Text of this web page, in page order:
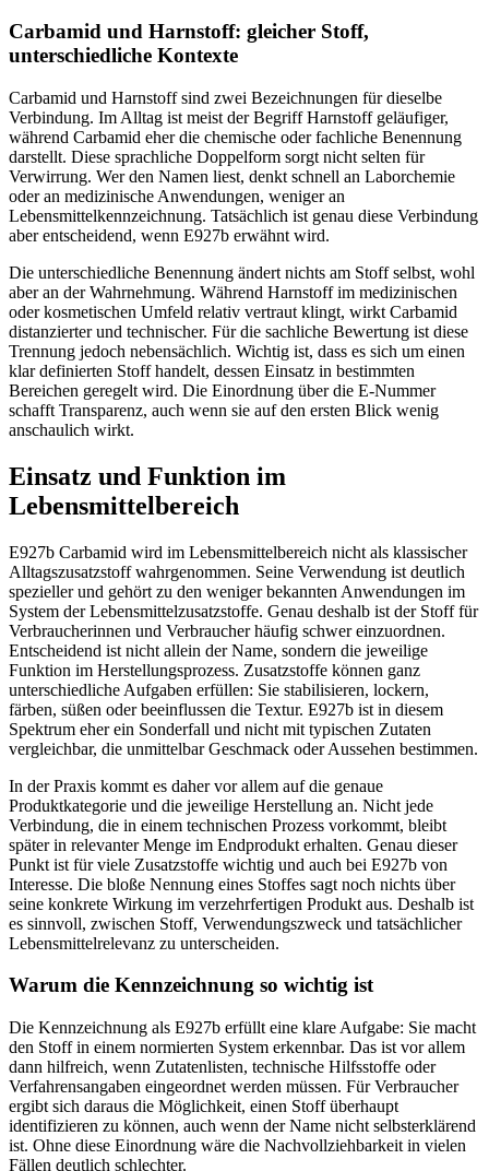
Carbamid und Harnstoff: gleicher Stoff,
unterschiedliche Kontexte
Carbamid und Harnstoff sind zwei Bezeichnungen für dieselbe
Verbindung. Im Alltag ist meist der Begriff Harnstoff geläufiger,
während Carbamid eher die chemische oder fachliche Benennung
darstellt. Diese sprachliche Doppelform sorgt nicht selten für
Verwirrung. Wer den Namen liest, denkt schnell an Laborchemie
oder an medizinische Anwendungen, weniger an
Lebensmittelkennzeichnung. Tatsächlich ist genau diese Verbindung
aber entscheidend, wenn E927b erwähnt wird.
Die unterschiedliche Benennung ändert nichts am Stoff selbst, wohl
aber an der Wahrnehmung. Während Harnstoff im medizinischen
oder kosmetischen Umfeld relativ vertraut klingt, wirkt Carbamid
distanzierter und technischer. Für die sachliche Bewertung ist diese
Trennung jedoch nebensächlich. Wichtig ist, dass es sich um einen
klar definierten Stoff handelt, dessen Einsatz in bestimmten
Bereichen geregelt wird. Die Einordnung über die E-Nummer
schafft Transparenz, auch wenn sie auf den ersten Blick wenig
anschaulich wirkt.
Einsatz und Funktion im
Lebensmittelbereich
E927b Carbamid wird im Lebensmittelbereich nicht als klassischer
Alltagszusatzstoff wahrgenommen. Seine Verwendung ist deutlich
spezieller und gehört zu den weniger bekannten Anwendungen im
System der Lebensmittelzusatzstoffe. Genau deshalb ist der Stoff für
Verbraucherinnen und Verbraucher häufig schwer einzuordnen.
Entscheidend ist nicht allein der Name, sondern die jeweilige
Funktion im Herstellungsprozess. Zusatzstoffe können ganz
unterschiedliche Aufgaben erfüllen: Sie stabilisieren, lockern,
färben, süßen oder beeinflussen die Textur. E927b ist in diesem
Spektrum eher ein Sonderfall und nicht mit typischen Zutaten
vergleichbar, die unmittelbar Geschmack oder Aussehen bestimmen.
In der Praxis kommt es daher vor allem auf die genaue
Produktkategorie und die jeweilige Herstellung an. Nicht jede
Verbindung, die in einem technischen Prozess vorkommt, bleibt
später in relevanter Menge im Endprodukt erhalten. Genau dieser
Punkt ist für viele Zusatzstoffe wichtig und auch bei E927b von
Interesse. Die bloße Nennung eines Stoffes sagt noch nichts über
seine konkrete Wirkung im verzehrfertigen Produkt aus. Deshalb ist
es sinnvoll, zwischen Stoff, Verwendungszweck und tatsächlicher
Lebensmittelrelevanz zu unterscheiden.
Warum die Kennzeichnung so wichtig ist
Die Kennzeichnung als E927b erfüllt eine klare Aufgabe: Sie macht
den Stoff in einem normierten System erkennbar. Das ist vor allem
dann hilfreich, wenn Zutatenlisten, technische Hilfsstoffe oder
Verfahrensangaben eingeordnet werden müssen. Für Verbraucher
ergibt sich daraus die Möglichkeit, einen Stoff überhaupt
identifizieren zu können, auch wenn der Name nicht selbsterklärend
ist. Ohne diese Einordnung wäre die Nachvollziehbarkeit in vielen
Fällen deutlich schlechter.